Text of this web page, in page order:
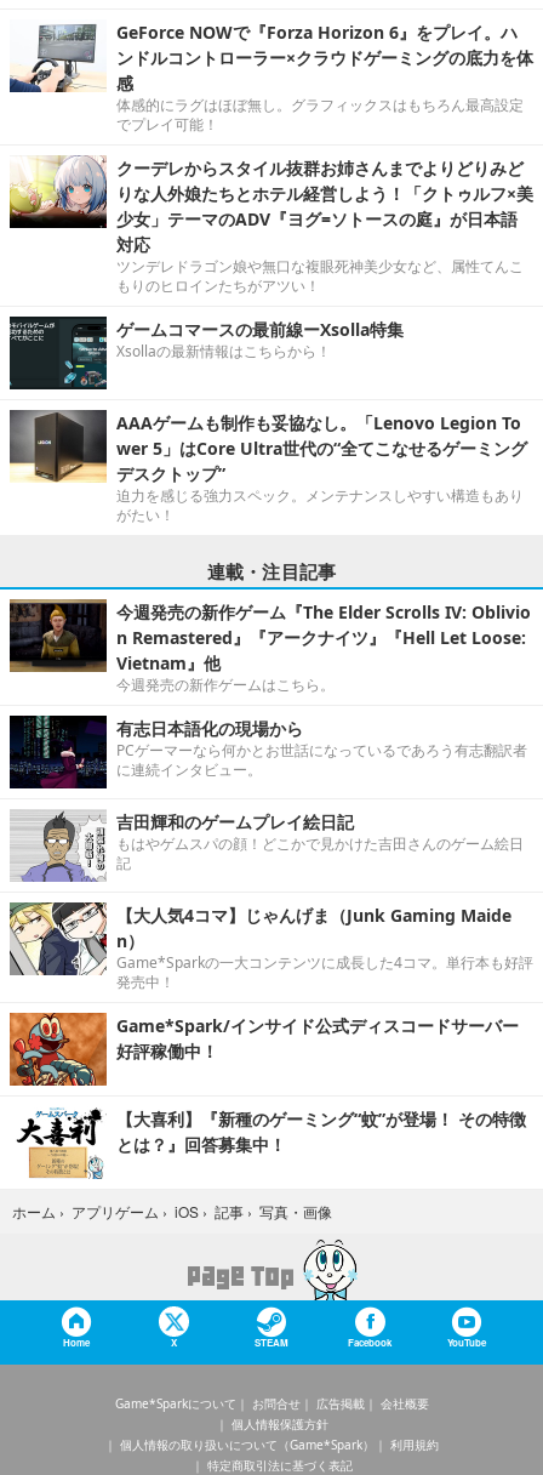
GeForce NOWで『Forza Horizon 6』をプレイ。ハ
ンドルコントローラー×クラウドゲーミングの底力を体
感
体感的にラグはほぼ無し。グラフィックスはもちろん最高設定
でプレイ可能！
クーデレからスタイル抜群お姉さんまでよりどりみど
りな人外娘たちとホテル経営しよう！「クトゥルフ×美
少女」テーマのADV『ヨグ=ソトースの庭』が日本語
対応
ツンデレドラゴン娘や無口な複眼死神美少女など、属性てんこ
もりのヒロインたちがアツい！
ゲームコマースの最前線ーXsolla特集
Xsollaの最新情報はこちらから！
AAAゲームも制作も妥協なし。「Lenovo Legion To
wer 5」はCore Ultra世代の“全てこなせるゲーミング
デスクトップ”
迫力を感じる強力スペック。メンテナンスしやすい構造もあり
がたい！
連載・注目記事
今週発売の新作ゲーム『The Elder Scrolls IV: Oblivio
n Remastered』『アークナイツ』『Hell Let Loose:
Vietnam』他
今週発売の新作ゲームはこちら。
有志日本語化の現場から
PCゲーマーなら何かとお世話になっているであろう有志翻訳者
に連続インタビュー。
吉田輝和のゲームプレイ絵日記
もはやゲムスパの顔！どこかで見かけた吉田さんのゲーム絵日
記
【大人気4コマ】じゃんげま（Junk Gaming Maide
n）
Game*Sparkの一大コンテンツに成長した4コマ。単行本も好評
発売中！
Game*Spark/インサイド公式ディスコードサーバー
好評稼働中！
【大喜利】『新種のゲーミング“蚊”が登場！ その特徴
とは？』回答募集中！
ホーム › アプリゲーム › iOS › 記事 › 写真・画像
Home X STEAM Facebook YouTube
Game*Sparkについて お問合せ 広告掲載
会社概要
個人情報保護方針
個人情報の取り扱いについて（Game*Spark）
利用規約
特定商取引法に基づく表記